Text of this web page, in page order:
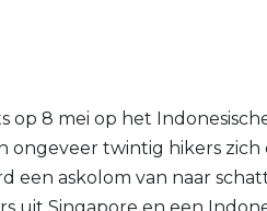
op 8 mei op het
ongeveer twintig hikers
een askolom van naar
uit Singapore en een